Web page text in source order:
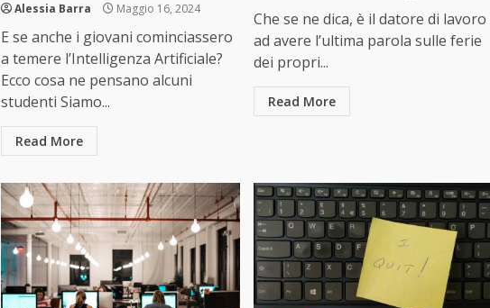
Alessia Barra Maggio 16, 2024
E se anche i giovani cominciassero
a temere l’Intelligenza Artificiale?
Ecco cosa ne pensano alcuni
studenti Siamo...
Read More
Che se ne dica, è il datore di lavoro
ad avere l’ultima parola sulle ferie
dei propri...
Read More